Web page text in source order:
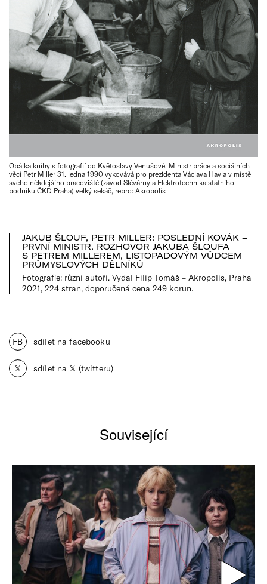
Obálka knihy s fotografií od Květoslavy Venušové. Ministr práce a sociálních
věcí Petr Miller 31. ledna 1990 vykovává pro prezidenta Václava Havla v místě
svého někdejšího pracoviště (závod Slévárny a Elektrotechnika státního
podniku ČKD Praha) velký sekáč, repro: Akropolis
JAKUB ŠLOUF, PETR MILLER: POSLEDNÍ KOVÁK –
PRVNÍ MINISTR. ROZHOVOR JAKUBA ŠLOUFA
S PETREM MILLEREM, LISTOPADOVÝM VŮDCEM
PRŮMYSLOVÝCH DĚLNÍKŮ
Fotografie: různí autoři. Vydal Filip Tomáš – Akropolis, Praha
2021, 224 stran, doporučená cena 249 korun.
FB sdílet na facebooku
𝕏 sdílet na 𝕏 (twitteru)
Související